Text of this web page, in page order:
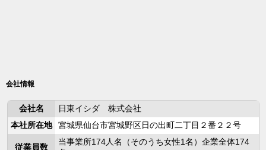
会社情報
会社名
日東イシダ 株式会社
本社所在地
宮城県仙台市宮城野区日の出町二丁目２番２２号
従業員数
当事業所174人名（そのうち女性1名）企業全体174